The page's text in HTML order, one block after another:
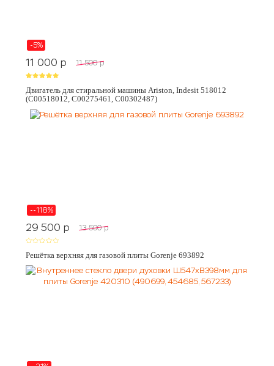
-5%
11 000 p 11 500 p
Двигатель для стиральной машины Ariston, Indesit 518012
(C00518012, C00275461, C00302487)
--118%
29 500 p 13 500 p
Решётка верхняя для газовой плиты Gorenje 693892